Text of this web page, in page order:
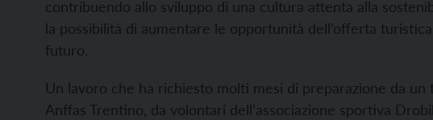
contribuendo allo sviluppo di una cultura attenta alla
la possibilità di aumentare le opportunità dell’offerta
futuro.
Un lavoro che ha richiesto molti mesi di preparazione da
Anffas Trentino, da volontari dell’associazione sportiva